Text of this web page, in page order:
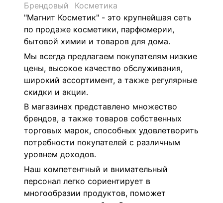
Брендовый
Косметика
"Магнит Косметик" - это крупнейшая сеть
по продаже косметики, парфюмерии,
бытовой химии и товаров для дома.
Мы всегда предлагаем покупателям низкие
цены, высокое качество обслуживания,
широкий ассортимент, а также регулярные
скидки и акции.
В магазинах представлено множество
брендов, а также товаров собственных
торговых марок, способных удовлетворить
потребности покупателей с различным
уровнем доходов.
Наш компетентный и внимательный
персонал легко сориентирует в
многообразии продуктов, поможет